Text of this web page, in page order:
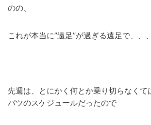
のの、
これが本当に”遠足”が過ぎる遠足で、、
先週は、とにかく何とか乗り切らなくて
パツのスケジュールだったので